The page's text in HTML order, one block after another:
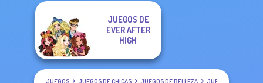
JUEGOS DE
EVER AFTER
HIGH
JUEGOS JUEGOS DE CHICAS JUEGOS DE BELLEZA JUEGOS DE VESTIR